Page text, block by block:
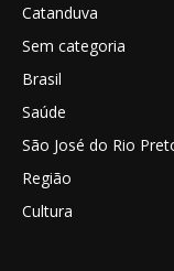
Catanduva
Sem categoria
Brasil
Saúde
São José do Rio
Região
Cultura